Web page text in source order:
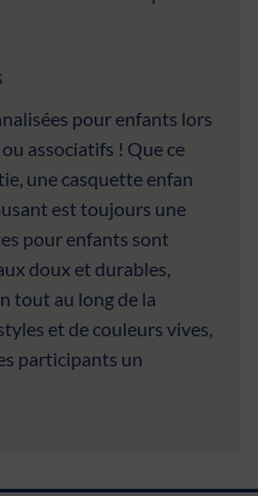
pour enfants lors
associatifs ! Que ce
une casquette enfan
est toujours une
pour enfants sont
doux et durables,
tout au long de la
et de couleurs vives,
participants un